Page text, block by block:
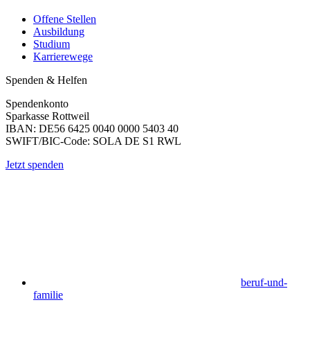
Offene Stellen
Ausbildung
Studium
Karrierewege
Spenden & Helfen
Spendenkonto
Sparkasse Rottweil
IBAN: DE56 6425 0040 0000 5403 40
SWIFT/BIC-Code: SOLA DE S1 RWL
Jetzt spenden
beruf-und-
familie